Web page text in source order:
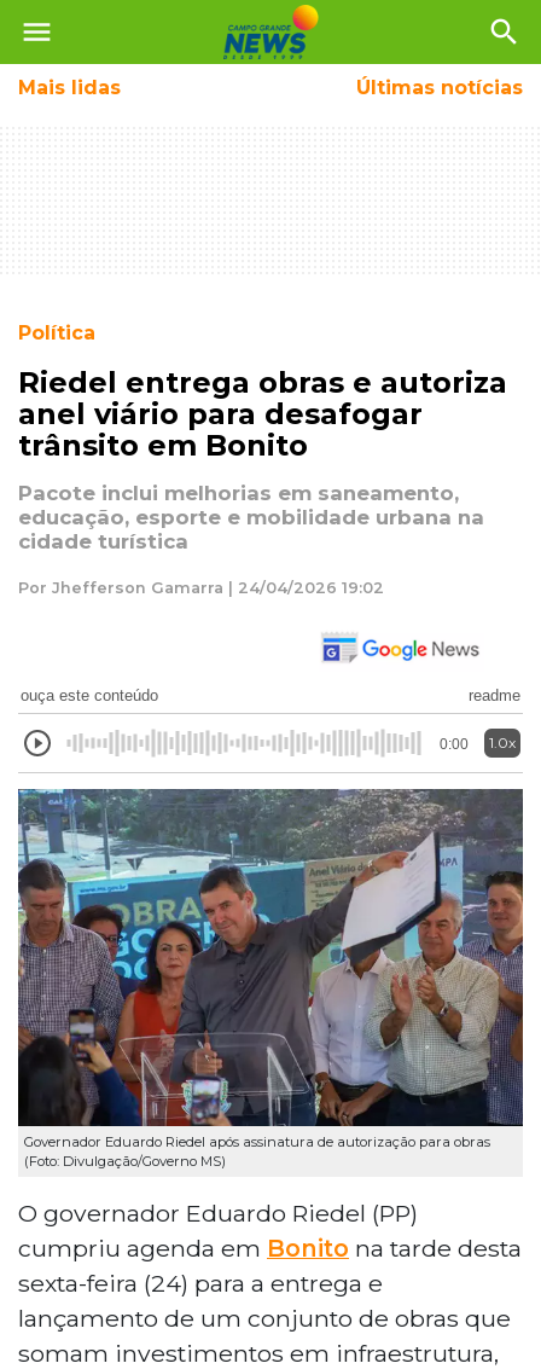
menu search
Mais lidas Últimas notícias
Política
Riedel entrega obras e autoriza
anel viário para desafogar
trânsito em Bonito
Pacote inclui melhorias em saneamento,
educação, esporte e mobilidade urbana na
cidade turística
Por Jhefferson Gamarra | 24/04/2026 19:02
ouça este conteúdo readme
0:00 1.0x
Governador Eduardo Riedel após assinatura de autorização para obras
(Foto: Divulgação/Governo MS)
O governador Eduardo Riedel (PP)
cumpriu agenda em Bonito na tarde desta
sexta-feira (24) para a entrega e
lançamento de um conjunto de obras que
somam investimentos em infraestrutura,